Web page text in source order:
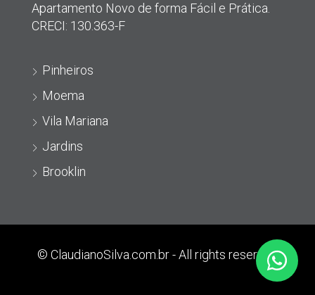
Apartamento Novo de forma Fácil e Prática.
CRECI: 130.363-F
Pinheiros
Moema
Vila Mariana
Jardins
Brooklin
© ClaudianoSilva.com.br - All rights reserved